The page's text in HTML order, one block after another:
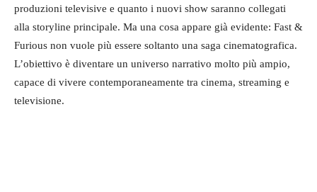
produzioni televisive e quanto i nuovi show saranno collegati
alla storyline principale. Ma una cosa appare già evidente: Fast &
Furious non vuole più essere soltanto una saga cinematografica.
L’obiettivo è diventare un universo narrativo molto più ampio,
capace di vivere contemporaneamente tra cinema, streaming e
televisione.